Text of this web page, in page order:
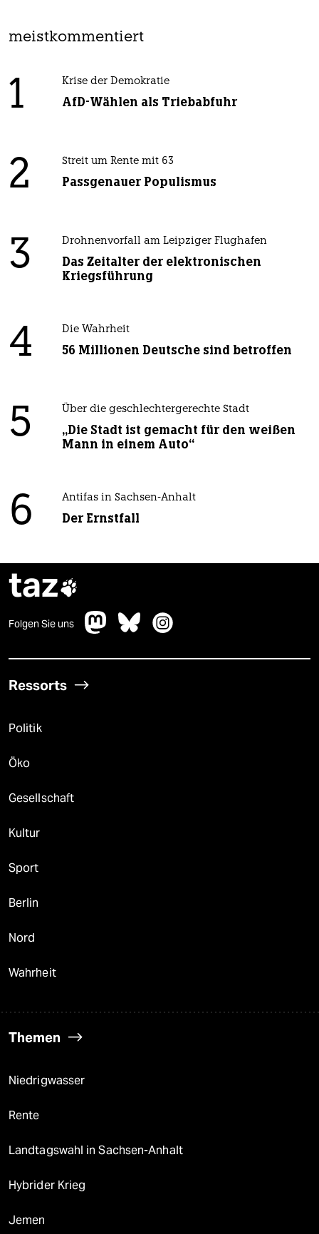
meistkommentiert
1 Krise der Demokratie
AfD-Wählen als Triebabfuhr
2 Streit um Rente mit 63
Passgenauer Populismus
3 Drohnenvorfall am Leipziger Flughafen
Das Zeitalter der elektronischen
Kriegsführung
4 Die Wahrheit
56 Millionen Deutsche sind betroffen
5 Über die geschlechtergerechte Stadt
„Die Stadt ist gemacht für den weißen
Mann in einem Auto“
6 Antifas in Sachsen-Anhalt
Der Ernstfall
taz
Folgen Sie uns
Ressorts
Politik
Öko
Gesellschaft
Kultur
Sport
Berlin
Nord
Wahrheit
Themen
Niedrigwasser
Rente
Landtagswahl in Sachsen-Anhalt
Hybrider Krieg
Jemen